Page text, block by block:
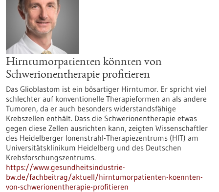
Hirntumorpatienten könnten von
Schwerionentherapie profitieren
Das Glioblastom ist ein bösartiger Hirntumor. Er spricht viel
schlechter auf konventionelle Therapieformen an als andere
Tumoren, da er auch besonders widerstandsfähige
Krebszellen enthält. Dass die Schwerionentherapie etwas
gegen diese Zellen ausrichten kann, zeigten Wissenschaftler
des Heidelberger Ionenstrahl-Therapiezentrums (HIT) am
Universitätsklinikum Heidelberg und des Deutschen
Krebsforschungszentrums.
https://www.gesundheitsindustrie-
bw.de/fachbeitrag/aktuell/hirntumorpatienten-koennten-
von-schwerionentherapie-profitieren